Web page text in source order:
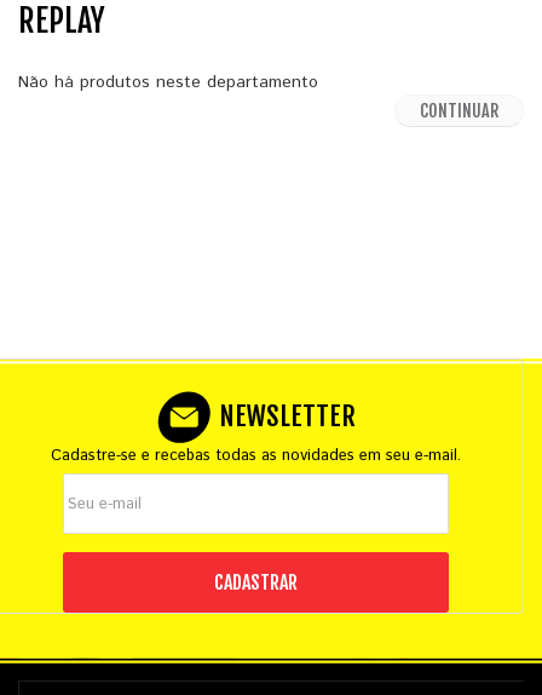
REPLAY
Não há produtos neste departamento
CONTINUAR
NEWSLETTER
Cadastre-se e recebas todas as novidades em seu e-mail.
CADASTRAR